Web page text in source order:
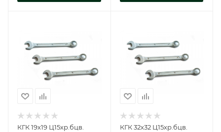
КГК 19х19 Ц15хр.бцв.
КГК 32х32 Ц15хр.бцв.